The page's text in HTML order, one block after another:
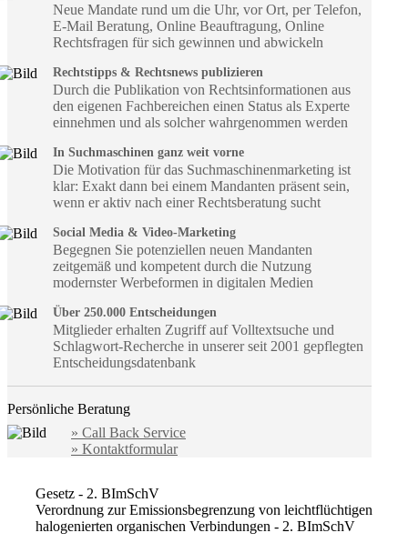
Neue Mandate rund um die Uhr, vor Ort, per Telefon,
E-Mail Beratung, Online Beauftragung, Online
Rechtsfragen für sich gewinnen und abwickeln
Rechtstipps & Rechtsnews publizieren
Durch die Publikation von Rechtsinformationen aus
den eigenen Fachbereichen einen Status als Experte
einnehmen und als solcher wahrgenommen werden
In Suchmaschinen ganz weit vorne
Die Motivation für das Suchmaschinenmarketing ist
klar: Exakt dann bei einem Mandanten präsent sein,
wenn er aktiv nach einer Rechtsberatung sucht
Social Media & Video-Marketing
Begegnen Sie potenziellen neuen Mandanten
zeitgemäß und kompetent durch die Nutzung
modernster Werbeformen in digitalen Medien
Über 250.000 Entscheidungen
Mitglieder erhalten Zugriff auf Volltextsuche und
Schlagwort-Recherche in unserer seit 2001 gepflegten
Entscheidungsdatenbank
Persönliche Beratung
» Call Back Service
» Kontaktformular
Gesetz - 2. BImSchV
Verordnung zur Emissionsbegrenzung von leichtflüchtigen
halogenierten organischen Verbindungen - 2. BImSchV